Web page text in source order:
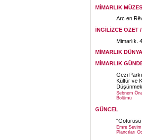
MİMARLIK
Arc en
İNGİLİZCE ÖZET
Mimarlık.
MİMARLIK
MİMARLIK
Gezi Parkı
Kültür ve
Düşünmek
Şebnem
Bölümü
GÜNCEL
Emre
Plancıları